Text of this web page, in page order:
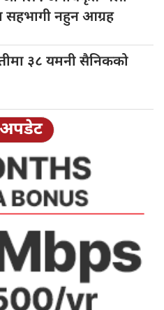
सहभागी नहुन आग्रह
३८ यमनी सैनिकको